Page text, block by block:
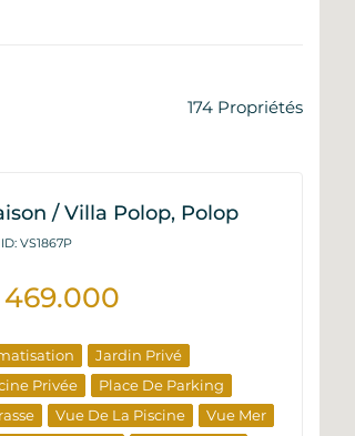
174 Propriétés
/ Villa Polop, Polop
VS1867P
Jardin Privé
Privée
Place De Parking
Vue De La Piscine
Vue Mer